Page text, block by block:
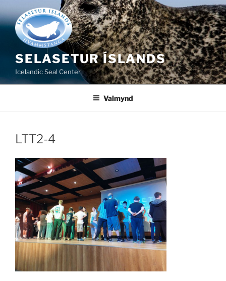
að
efni
SELASETUR ÍSLANDS
Icelandic Seal Center
Valmynd
LTT2-4